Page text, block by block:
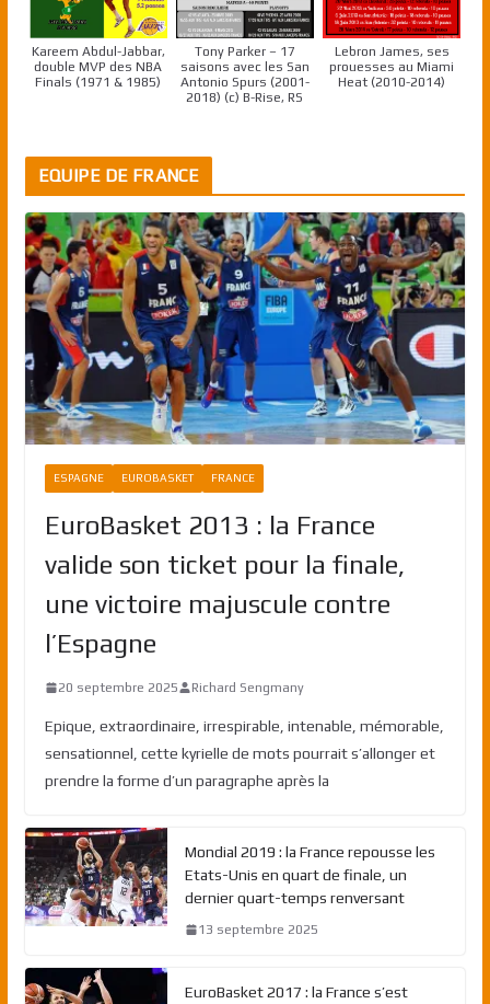
Kareem Abdul-Jabbar,
double MVP des NBA
Finals (1971 & 1985)
Tony Parker – 17
saisons avec les San
Antonio Spurs (2001-
2018) (c) B-Rise, RS
Lebron James, ses
prouesses au Miami
Heat (2010-2014)
EQUIPE DE FRANCE
ESPAGNE EUROBASKET FRANCE
EuroBasket 2013 : la France
valide son ticket pour la finale,
une victoire majuscule contre
l’Espagne
20 septembre 2025 Richard Sengmany
Epique, extraordinaire, irrespirable, intenable, mémorable,
sensationnel, cette kyrielle de mots pourrait s’allonger et
prendre la forme d’un paragraphe après la
Mondial 2019 : la France repousse les
Etats-Unis en quart de finale, un
dernier quart-temps renversant
13 septembre 2025
EuroBasket 2017 : la France s’est